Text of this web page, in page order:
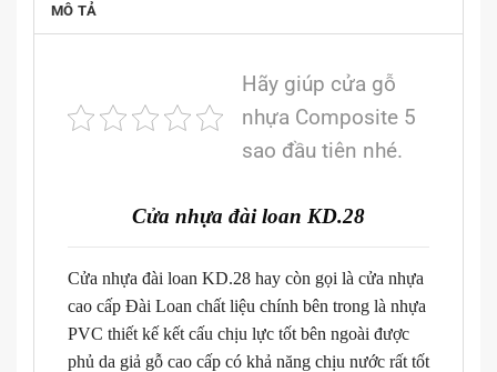
MÔ TẢ
Hãy giúp cửa gỗ
nhựa Composite 5
sao đầu tiên nhé.
Cửa nhựa đài loan KD.28
Cửa nhựa đài loan KD.28 hay còn gọi là cửa nhựa
cao cấp Đài Loan chất liệu chính bên trong là nhựa
PVC thiết kế kết cấu chịu lực tốt bên ngoài được
phủ da giả gỗ cao cấp có khả năng chịu nước rất tốt